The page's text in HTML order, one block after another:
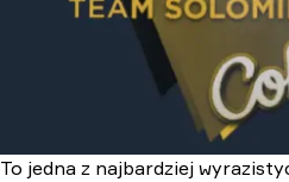
To jedna z najbardziej